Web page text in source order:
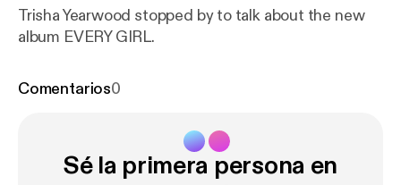
Trisha Yearwood stopped by to talk about the new
album EVERY GIRL.
Comentarios0
Sé la primera persona en